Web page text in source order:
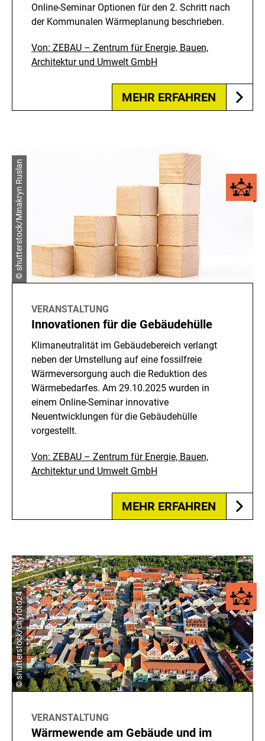
Online-Seminar Optionen für den 2. Schritt nach
der Kommunalen Wärmeplanung beschrieben.
Von: ZEBAU – Zentrum für Energie, Bauen,
Architektur und Umwelt GmbH
MEHR ERFAHREN
© shutterstock/Minakryn Ruslan
VERANSTALTUNG
Innovationen für die Gebäudehülle
Klimaneutralität im Gebäudebereich verlangt
neben der Umstellung auf eine fossilfreie
Wärmeversorgung auch die Reduktion des
Wärmebedarfes. Am 29.10.2025 wurden in
einem Online-Seminar innovative
Neuentwicklungen für die Gebäudehülle
vorgestellt.
Von: ZEBAU – Zentrum für Energie, Bauen,
Architektur und Umwelt GmbH
MEHR ERFAHREN
© shutterstock/cityfoto24
VERANSTALTUNG
Wärmewende am Gebäude und im